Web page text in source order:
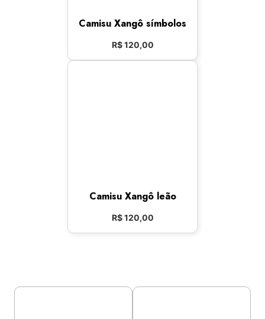
Camisu Xangô símbolos
R$120,00
Camisu Xangô leão
R$120,00